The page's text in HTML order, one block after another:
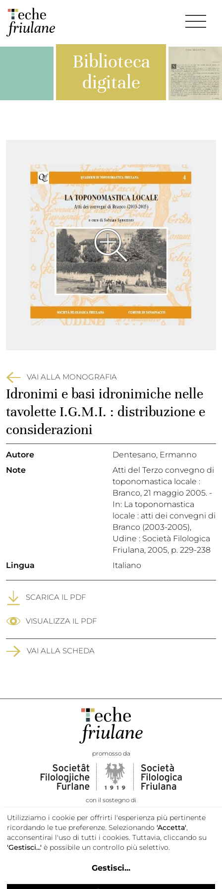
Biblioteca
digitale
VAI ALLA MONOGRAFIA
Idronimi e basi idronimiche nelle
tavolette I.G.M.I. : distribuzione e
considerazioni
Autore
Dentesano, Ermanno
Note
Atti del Terzo convegno di
toponomastica locale :
Branco, 21 maggio 2005. -
In: La toponomastica
locale : atti dei convegni di
Branco (2003-2005),
Udine : Società Filologica
Friulana, 2005, p. 229-238
Lingua
Italiano
SCARICA IL PDF
VISUALIZZA IL PDF
VAI ALLA SCHEDA
promosso da
con il sostegno di
Utilizziamo i cookie per offrirti l'esperienza più pertinente
ricordando le tue preferenze. Selezionando 'Accetta',
acconsentirai l'uso di tutti i cookies. Tuttavia, cliccando su
'Gestisci...' è possibile un controllo più selettivo.
Gestisci...